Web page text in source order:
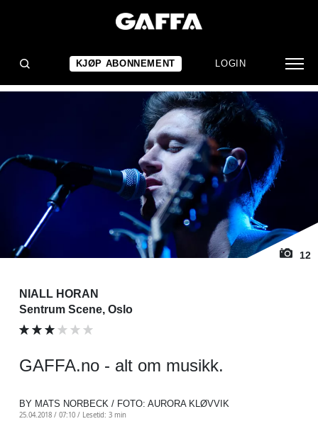
KJØP ABONNEMENT LOGIN
KONSERTANMELDELSE
Ikke helt Justin Bieber
12
NIALL HORAN
Sentrum Scene, Oslo
GAFFA.no - alt om musikk.
BY MATS NORBECK / FOTO: AURORA KLØVVIK
25.04.2018 / 07:10 / Lesetid: 3 min